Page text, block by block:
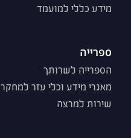
מידע כללי למועמד
ספרייה
הספרייה לשרותך
מאגרי מידע וכלי עזר למחקר
שירות למרצה